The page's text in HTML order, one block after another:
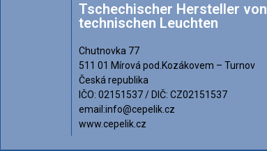
Tschechischer Hersteller von
technischen Leuchten
Chutnovka 77
511 01 Mírová pod.Kozákovem – Turnov
Česká republika
IČO: 02151537 / DIČ: CZ02151537
email:info@cepelik.cz
www.cepelik.cz